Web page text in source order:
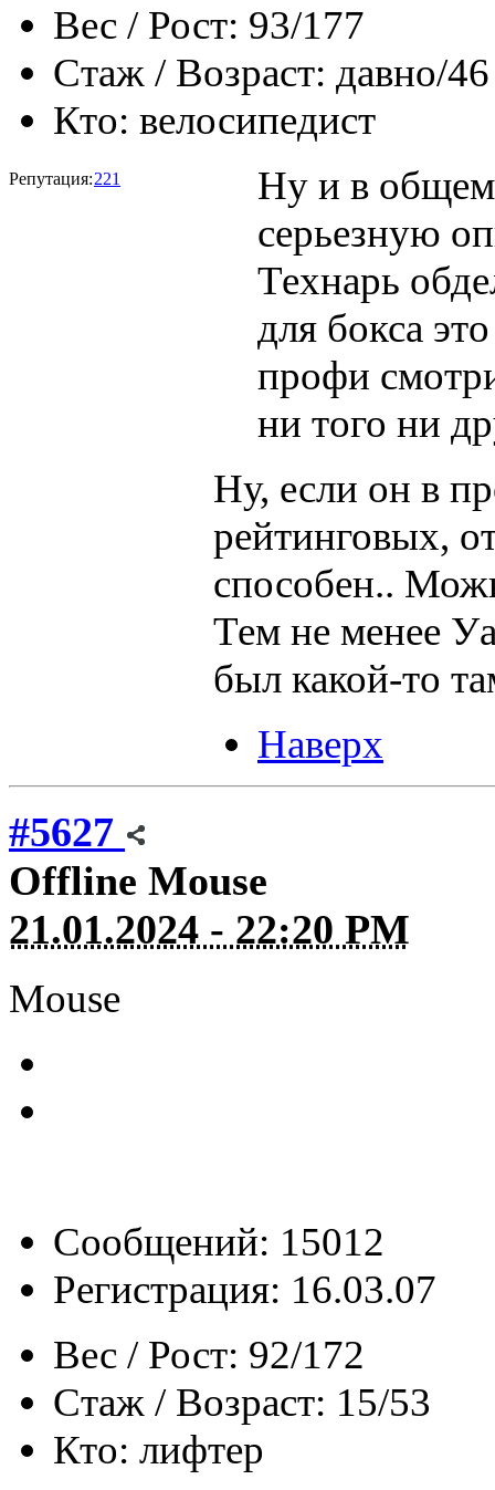
Вес / Рост: 93/177
Стаж / Возраст: давно/46
Кто: велосипедист
Репутация:221
Ну и в общем
серьезную
Технарь
для бокса
профи
ни того ни
Ну, если он в
рейтинговых,
способен..
Тем не менее
был какой-то
Наверх
#5627
Offline Mouse
21.01.2024 - 22:20 PM
Mouse
Сообщений: 15012
Регистрация: 16.03.07
Вес / Рост: 92/172
Стаж / Возраст: 15/53
Кто: лифтер